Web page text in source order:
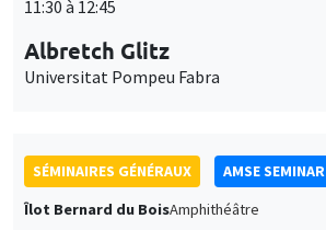
Universitat Pompeu Fabra
SÉMINAIRES GÉNÉRAUX
AMSE SEMINAR
Îlot Bernard du BoisAmphithéâtre